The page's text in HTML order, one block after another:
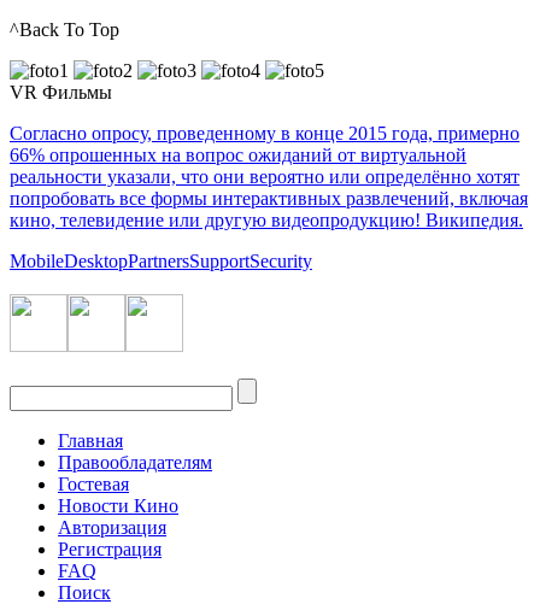
^Back To Top
VR Фильмы
Согласно опросу, проведенному в конце 2015 года, примерно
66% опрошенных на вопрос ожиданий от виртуальной
реальности указали, что они вероятно или определённо хотят
попробовать все формы интерактивных развлечений, включая
кино, телевидение или другую видеопродукцию! Википедия.
MobileDesktopPartnersSupportSecurity
Главная
Правообладателям
Гостевая
Новости Кино
Авторизация
Регистрация
FAQ
Поиск